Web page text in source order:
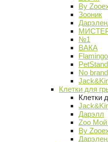
By
Зооник
№1
ВАКА
Flamingo
No brand
Клетки для
Клетки
Дарэлл
Zoo
By